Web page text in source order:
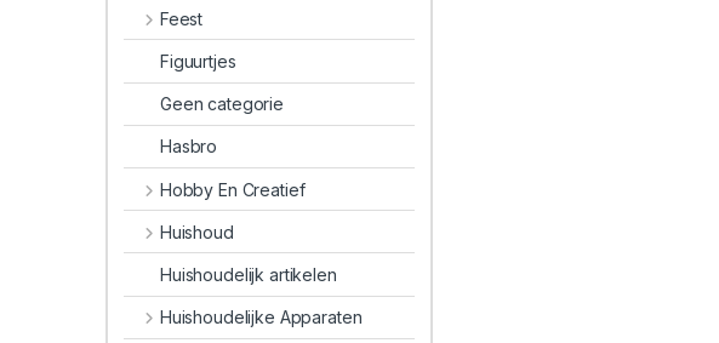
Feest
Figuurtjes
Geen categorie
Hasbro
Hobby En Creatief
Huishoud
Huishoudelijk artikelen
Huishoudelijke Apparaten